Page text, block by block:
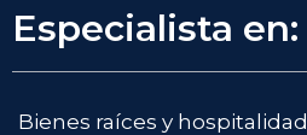
Especialista en:
Bienes raíces y hospitalidad